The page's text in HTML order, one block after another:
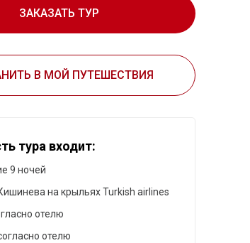
ЗАКАЗАТЬ ТУР
В МОЙ ПУТЕШЕСТВИЯ
тура входит:
9 ночей
на крыльях Turkish airlines
отелю
отелю